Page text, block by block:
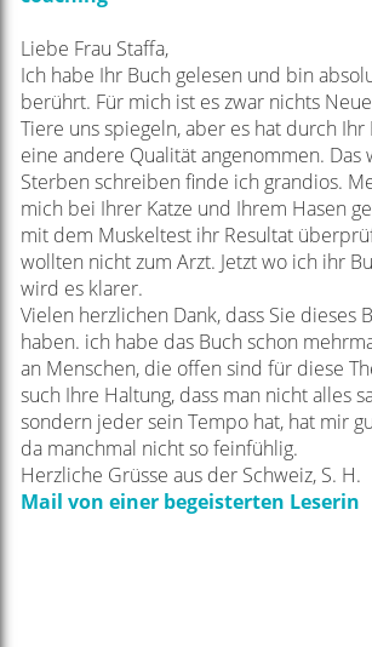
Liebe Frau Staffa,
Ich habe Ihr Buch gelesen und bin
berührt. Für mich ist es zwar nichts
Tiere uns spiegeln, aber es hat durch Ihr
eine andere Qualität angenommen. Das
Sterben schreiben finde ich grandios.
mich bei Ihrer Katze und Ihrem Hasen
mit dem Muskeltest ihr Resultat
wollten nicht zum Arzt. Jetzt wo ich ihr
wird es klarer.
Vielen herzlichen Dank, dass Sie dieses
haben. ich habe das Buch schon
an Menschen, die offen sind für diese
such Ihre Haltung, dass man nicht alles
sondern jeder sein Tempo hat, hat mir
da manchmal nicht so feinfühlig.
Herzliche Grüsse aus der Schweiz, S. H.
Mail von einer begeisterten Leserin